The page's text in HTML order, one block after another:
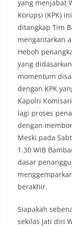
yang menjabat
Korupsi (KPK)
ditangkap Tim
mengantarkan
Heboh
yang
momentum
dengan KPK
Kapolri
lagi proses
dengan
Meski pada
1.30 WIB
dasar
berakhir.
Siapakah
sekilas jati diri